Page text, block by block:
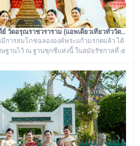
บทที่ 11.1 พระจุฬามณีเจดีย์ วัดอรุณราชวราราม (แอพเดียวเที่ยวทั่ววัดอรุณ)
การสมโภชฉลององค์พระแก้วมรกตแล้ว ได้
ฐานไว้ ณ ฐานชุกชีแห่งนี้ ในสมัยรัชกาลที่ ๕
“วิหารพระเขี้ยวแก้ว” พระจุฬามณีเจดีย์องค์นี้
ราชวราราม ที่ชาวบ้านในละแวกนี้ให้ความ
กาลจวบจนมาถึงยุคปัจ